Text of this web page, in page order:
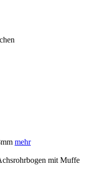
mehr
mit Muffe